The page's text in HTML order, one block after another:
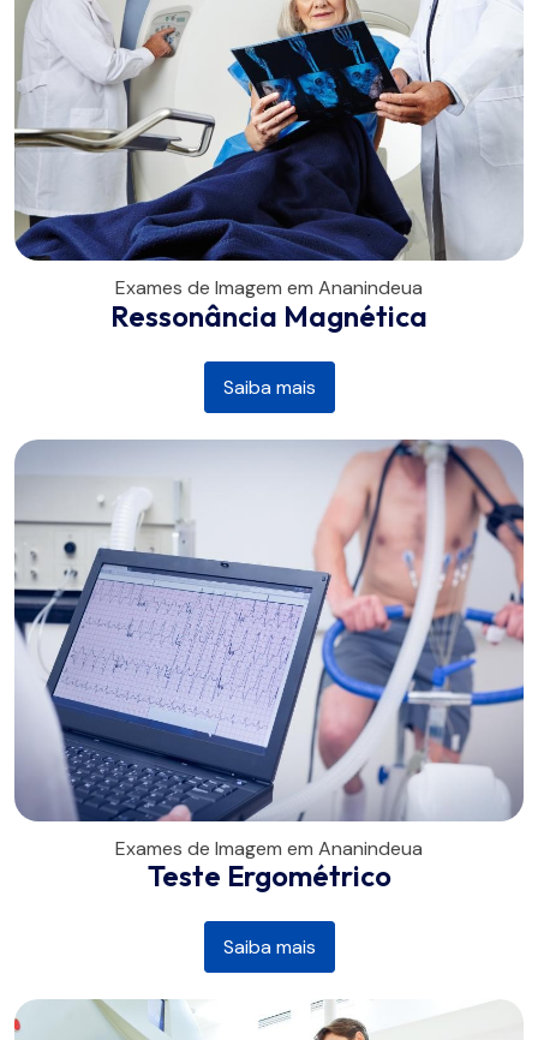
Exames de Imagem em Ananindeua
Ressonância Magnética
Saiba mais
Exames de Imagem em Ananindeua
Teste Ergométrico
Saiba mais